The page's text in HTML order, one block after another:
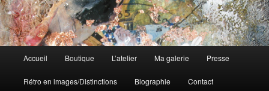
principal
Aller
au
Aller
au
Accueil Boutique L’atelier Ma galerie Presse
Rétro en images/Distinctions Biographie Contact